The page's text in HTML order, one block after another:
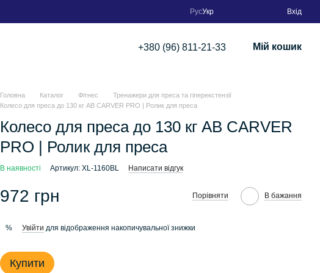
РусУкр Вхід
+380 (96) 811-21-33 Мій кошик
Головна Каталог Фітнес
Тренажери для преса та гіперекстензії
Колесо для преса до 130 кг AB CARVER PRO | Ролик для преса
Колесо для преса до 130 кг AB CARVER
PRO | Ролик для преса
В наявності Артикул: XL-1160BL Написати відгук
972 грн Порівняти В бажання
% Увійти для відображення накопичувальної знижки
Купити